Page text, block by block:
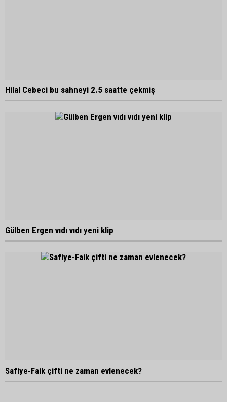
Hilal Cebeci bu sahneyi 2.5 saatte çekmiş
Gülben Ergen vıdı vıdı yeni klip
Safiye-Faik çifti ne zaman evlenecek?